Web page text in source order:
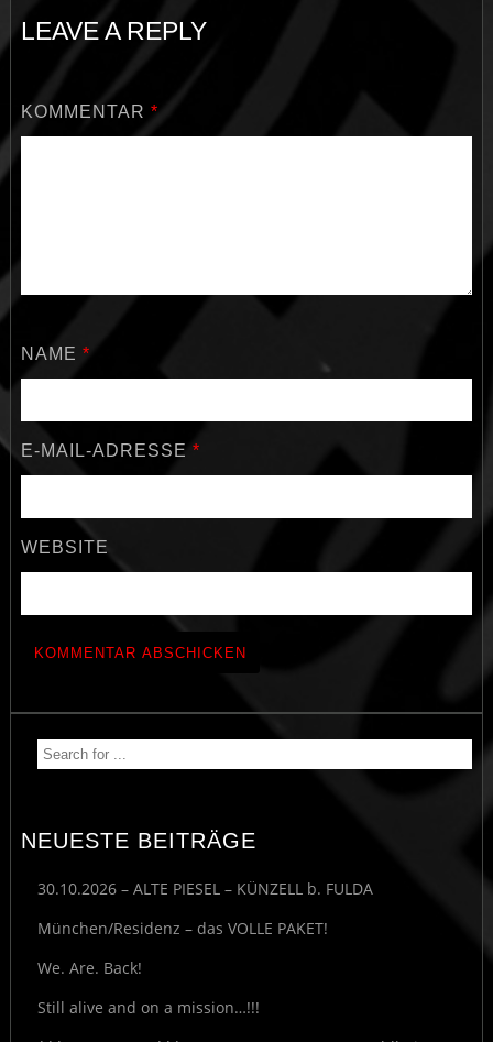
LEAVE A REPLY
KOMMENTAR *
NAME *
E-MAIL-ADRESSE *
WEBSITE
NEUESTE BEITRÄGE
30.10.2026 – ALTE PIESEL – KÜNZELL b. FULDA
München/Residenz – das VOLLE PAKET!
We. Are. Back!
Still alive and on a mission…!!!